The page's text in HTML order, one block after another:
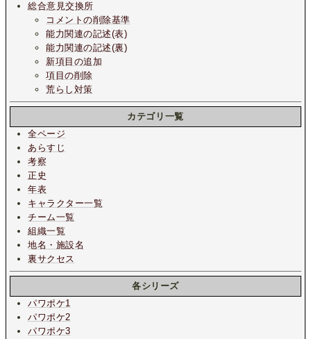
総合意見交換所
コメントの削除基準
能力関連の記述(表)
能力関連の記述(裏)
新項目の追加
項目の削除
荒らし対策
カテゴリ一覧
全ページ
あらすじ
考察
正史
年表
キャラクター一覧
チーム一覧
組織一覧
地名・施設名
裏サクセス
各シリーズ
パワポケ1
パワポケ2
パワポケ3